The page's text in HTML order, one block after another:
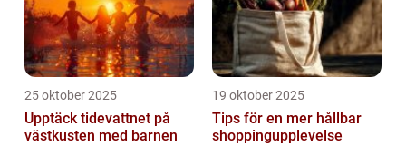
25 oktober 2025
Upptäck tidevattnet på
västkusten med barnen
19 oktober 2025
Tips för en mer hållbar
shoppingupplevelse